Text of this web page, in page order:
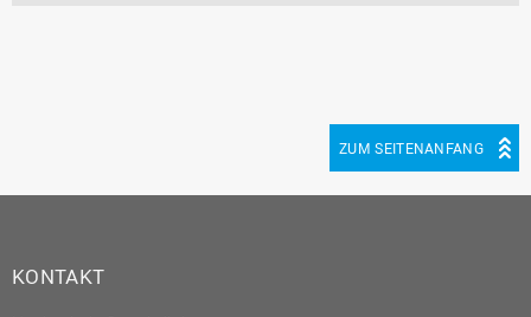
ZUM SEITENANFANG
KONTAKT